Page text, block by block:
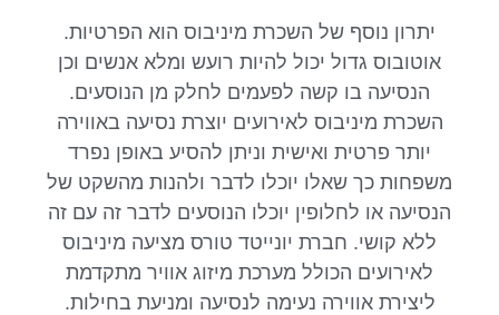
יתרון נוסף של השכרת מיניבוס הוא הפרטיות.
אוטובוס גדול יכול להיות רועש ומלא אנשים וכן
הנסיעה בו קשה לפעמים לחלק מן הנוסעים.
השכרת מיניבוס לאירועים יוצרת נסיעה באווירה
יותר פרטית ואישית וניתן להסיע באופן נפרד
משפחות כך שאלו יוכלו לדבר ולהנות מהשקט של
הנסיעה או לחלופין יוכלו הנוסעים לדבר זה עם זה
ללא קושי. חברת יונייטד טורס מציעה מיניבוס
לאירועים הכולל מערכת מיזוג אוויר מתקדמת
ליצירת אווירה נעימה לנסיעה ומניעת בחילות.